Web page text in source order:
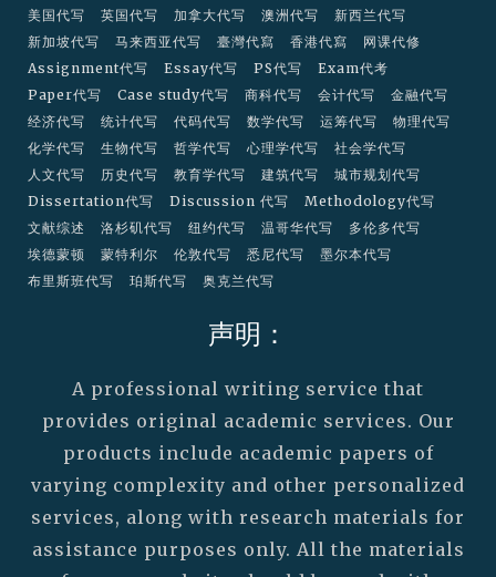
美国代写 英国代写 加拿大代写 澳洲代写
新西兰代写
新加坡代写
马来西亚代写 臺灣代寫 香港代寫
网课代修
Assignment代写
Essay代写 PS代写
Exam代考
Paper代写
Case study代写 商科代写 会计代写
金融代写
经济代写
统计代写 代码代写 数学代写 运筹代写
物理代写
化学代写
生物代写 哲学代写 心理学代写
社会学代写
人文代写
历史代写 教育学代写 建筑代写
城市规划代写
Dissertation代写
Discussion 代写
Methodology代写
文献综述
洛杉矶代写 纽约代写 温哥华代写
多伦多代写
埃德蒙顿
蒙特利尔 伦敦代写 悉尼代写
墨尔本代写
布里斯班代写
珀斯代写 奥克兰代写
声明：
A professional writing service that
provides original academic services. Our
products include academic papers of
varying complexity and other personalized
services, along with research materials for
assistance purposes only. All the materials